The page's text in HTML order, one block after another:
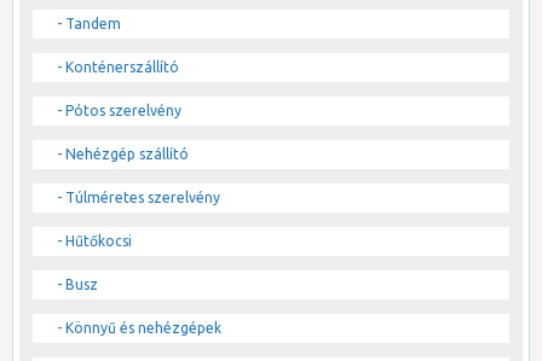
- Tandem
- Konténerszállító
- Pótos szerelvény
- Nehézgép szállító
- Túlméretes szerelvény
- Hűtőkocsi
- Busz
- Könnyű és nehézgépek